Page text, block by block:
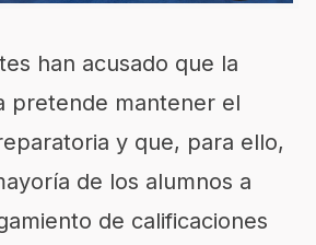
han acusado que la
pretende mantener el
y que, para ello,
de los alumnos a
de calificaciones